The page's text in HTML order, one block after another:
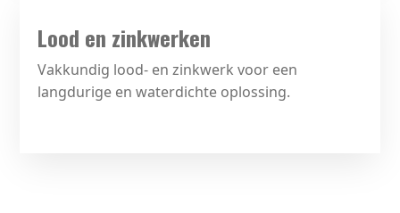
Lood en zinkwerken
Vakkundig lood- en zinkwerk voor een
langdurige en waterdichte oplossing.